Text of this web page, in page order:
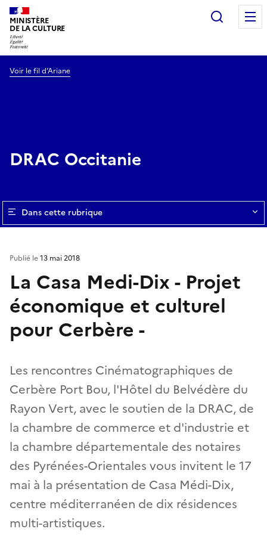
MINISTÈRE
DE LA CULTURE
Voir le fil d’Ariane
DRAC Occitanie
Dans cette rubrique
La Casa Medi-Dix - Projet
économique et culturel
pour Cerbère -
Les rencontres Cinématographiques de
Cerbère Port Bou, l'Hôtel du Belvédère du
Rayon Vert, avec le soutien de la DRAC, de
la chambre de commerce et d'industrie et
la chambre départementale des notaires
des Pyrénées-Orientales vous invitent le 17
mai à la présentation de Casa Médi-Dix,
centre méditerranéen de dix résidences
multi-artistiques.
Publié le13 mai 2018